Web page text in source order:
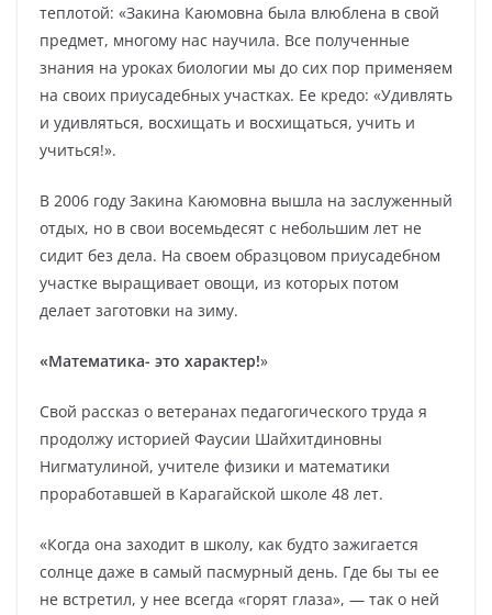
теплотой: «Закина Каюмовна была влюблена в свой
предмет, многому нас научила. Все полученные
знания на уроках биологии мы до сих пор применяем
на своих приусадебных участках. Ее кредо: «Удивлять
и удивляться, восхищать и восхищаться, учить и
учиться!».
В 2006 году Закина Каюмовна вышла на заслуженный
отдых, но в свои восемьдесят с небольшим лет не
сидит без дела. На своем образцовом приусадебном
участке выращивает овощи, из которых потом
делает заготовки на зиму.
«Математика- это характер!»
Свой рассказ о ветеранах педагогического труда я
продолжу историей Фаусии Шайхитдиновны
Нигматулиной, учителе физики и математики
проработавшей в Карагайской школе 48 лет.
«Когда она заходит в школу, как будто зажигается
солнце даже в самый пасмурный день. Где бы ты ее
не встретил, у нее всегда «горят глаза», — так о ней